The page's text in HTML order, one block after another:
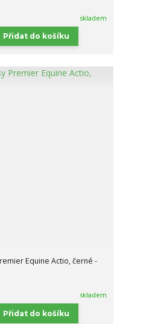
skladem
Přidat do košíku
Equine Actio, černé -
skladem
Přidat do košíku